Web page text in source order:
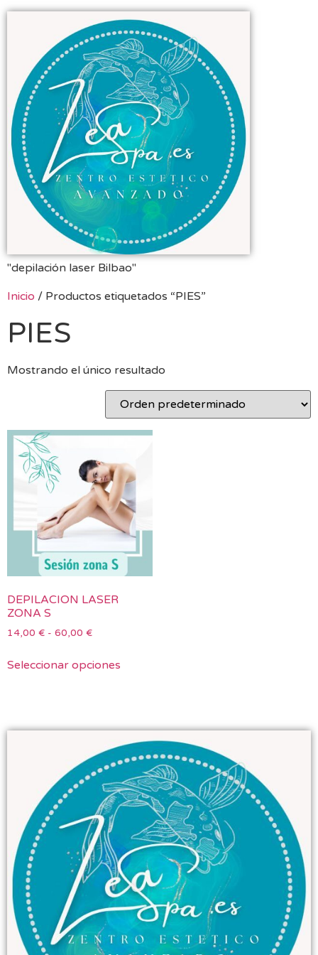
"depilación laser Bilbao"
Inicio / Productos etiquetados “PIES”
PIES
Mostrando el único resultado
DEPILACION LASER
ZONA S
14,00 € - 60,00 €
Seleccionar opciones